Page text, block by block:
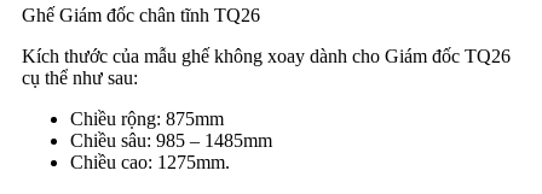
Ghế Giám đốc chân tĩnh TQ26
Kích thước của mẫu ghế không xoay dành cho Giám đốc TQ26
cụ thể như sau:
Chiều rộng: 875mm
Chiều sâu: 985 – 1485mm
Chiều cao: 1275mm.